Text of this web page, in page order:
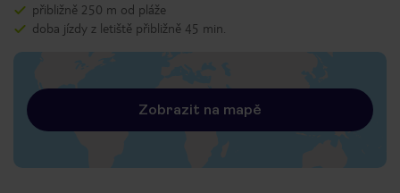
přibližně 250 m od pláže
doba jízdy z letiště přibližně 45 min.
Zobrazit na mapě